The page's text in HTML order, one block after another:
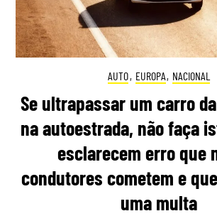
AUTO, EUROPA, NACIONAL
Se ultrapassar um carro
na autoestrada, não faça
esclarecem erro que
condutores cometem e
uma multa